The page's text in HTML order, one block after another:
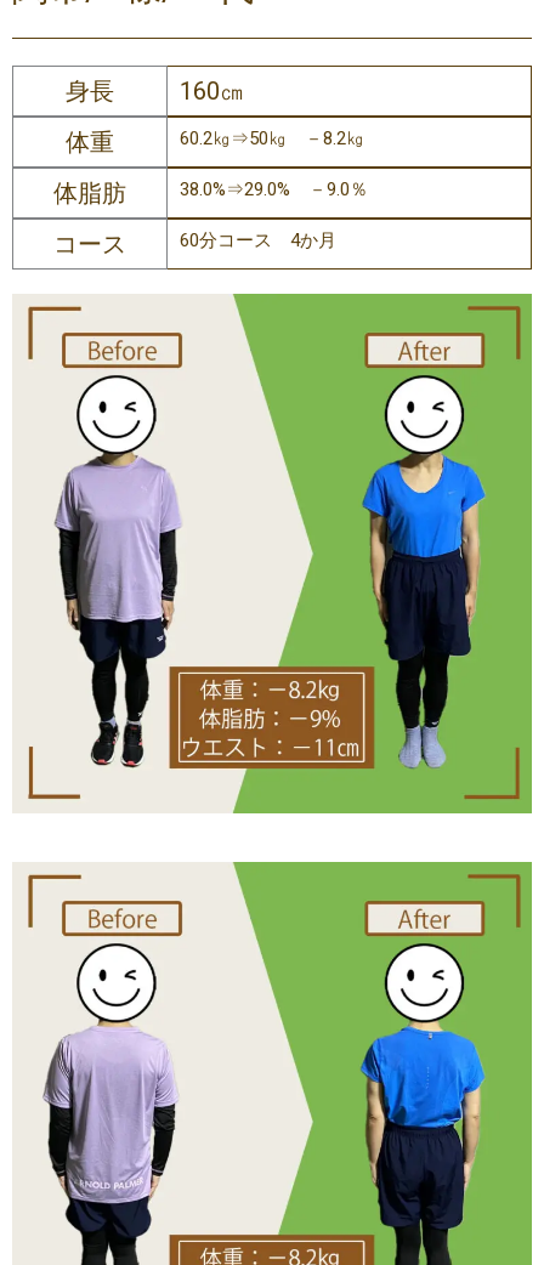
身長
160㎝
体重
60.2㎏⇒50㎏ －8.2㎏
体脂肪 38.0%⇒29.0% －9.0％
コース 60分コース 4か月